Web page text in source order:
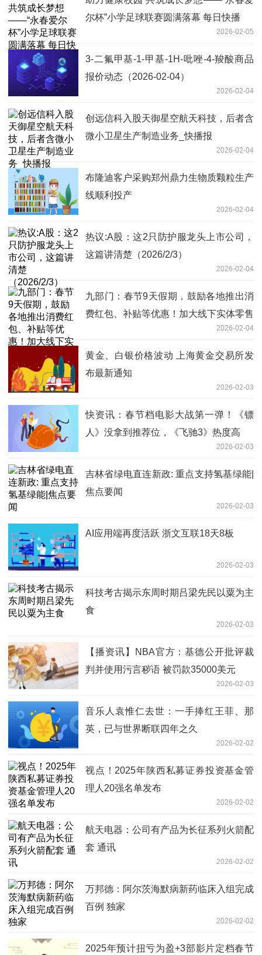
尔杯”小学足球联赛圆满落幕 每日快播
2026-02-05
3-二氟甲基-1-甲基-1H-吡唑-4-羧酸商品
报价动态（2026-02-04）
2026-02-04
创远信科入股天御星空航天科技，后者含
微小卫星生产制造业务_快播报
2026-02-04
布隆迪客户采购郑州鼎力生物质颗粒生产
线顺利投产
2026-02-04
热议:A股：这2只防护服龙头上市公司，
这篇讲清楚（2026/2/3）
2026-02-04
九部门：春节9天假期，鼓励各地推出消
费红包、补贴等优惠！加大线下实体零售
2026-02-04
黄金、白银价格波动 上海黄金交易所发
布最新通知
2026-02-03
快资讯：春节档电影大战第一弹！《镖
人》没拿到推荐位，《飞驰3》热度高
2026-02-03
吉林省绿电直连新政: 重点支持氢基绿能|
焦点要闻
2026-02-03
AI应用端再度活跃 浙文互联18天8板
2026-02-03
科技考古揭示东周时期吕梁先民以粟为主
食
2026-02-03
【播资讯】NBA官方：基德公开批评裁
判并使用污言秽语 被罚款35000美元
2026-02-03
音乐人袁惟仁去世：一手捧红王菲、那
英，已与世界断联四年之久
2026-02-02
视点！2025年陕西私募证券投资基金管
理人20强名单发布
2026-02-02
航天电器：公司有产品为长征系列火箭配
套 通讯
2026-02-02
万邦德：阿尔茨海默病新药临床入组完成
百例 独家
2026-02-02
2025年预计扭亏为盈+3部影片定档春节